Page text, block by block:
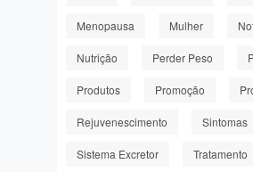
Menopausa Mulher
Nutrição Perder Peso
Produtos Promoção
Rejuvenescimento Sintomas
Sistema Excretor Tratamento